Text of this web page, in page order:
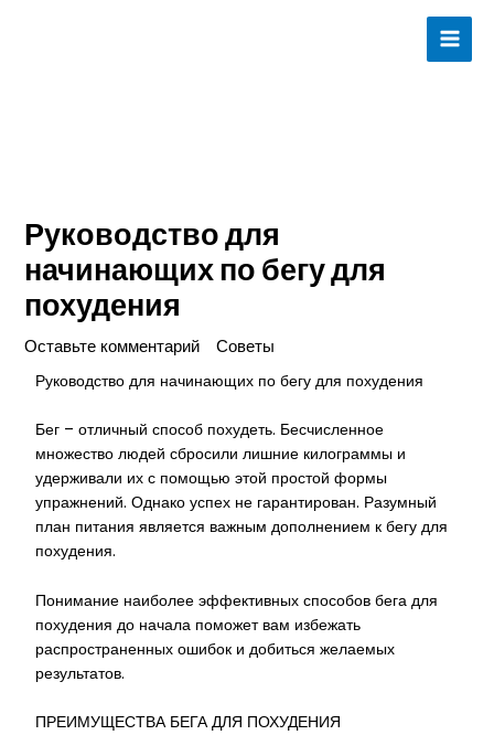
Руководство для
начинающих по бегу для
похудения
Оставьте комментарий Советы
Руководство для начинающих по бегу для похудения
Бег – отличный способ похудеть. Бесчисленное
множество людей сбросили лишние килограммы и
удерживали их с помощью этой простой формы
упражнений. Однако успех не гарантирован. Разумный
план питания является важным дополнением к бегу для
похудения.
Понимание наиболее эффективных способов бега для
похудения до начала поможет вам избежать
распространенных ошибок и добиться желаемых
результатов.
ПРЕИМУЩЕСТВА БЕГА ДЛЯ ПОХУДЕНИЯ